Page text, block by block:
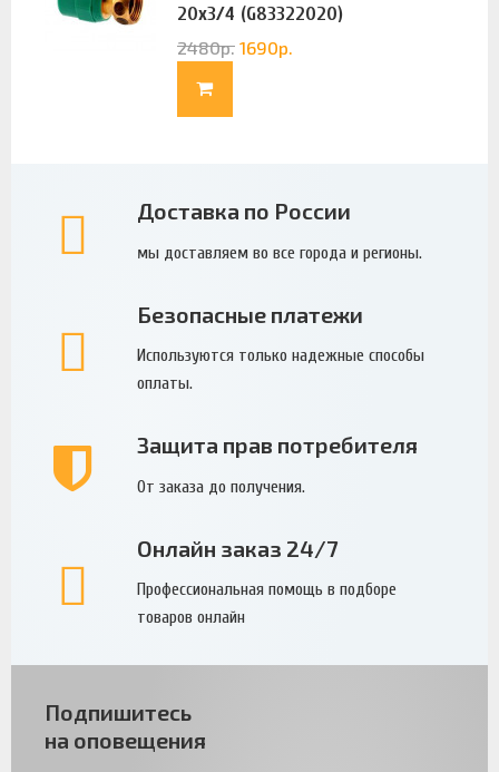
20х3/4 (G83322020)
2480р. 1690р.
Доставка по России
мы доставляем во все города и регионы.
Безопасные платежи
Используются только надежные способы
оплаты.
Защита прав потребителя
От заказа до получения.
Онлайн заказ 24/7
Профессиональная помощь в подборе
товаров онлайн
Подпишитесь
на оповещения